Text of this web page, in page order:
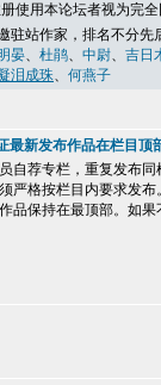
使用本论坛者视为完
驻站作家，排名不分先
晏、 杜鹃、 中尉、 吉日
泪成珠、 何燕子
新发布作品在栏目顶
自荐专栏，重复发布
严格按栏目内要求发布
品保持在最顶部。如